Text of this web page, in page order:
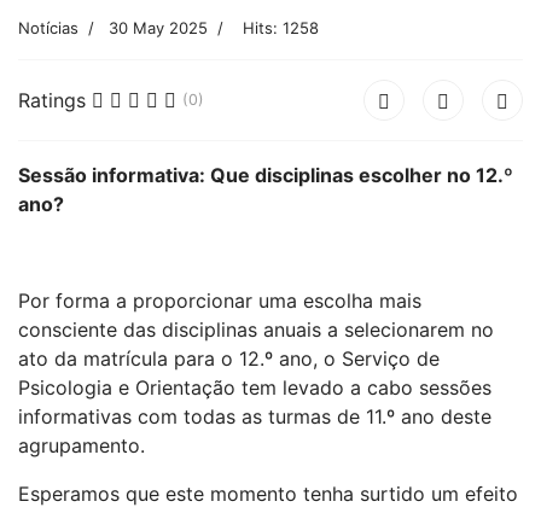
Notícias 30 May 2025 Hits: 1258
Ratings (0)
Sessão informativa: Que disciplinas escolher no 12.º
ano?
Por forma a proporcionar uma escolha mais
consciente das disciplinas anuais a selecionarem no
ato da matrícula para o 12.º ano, o Serviço de
Psicologia e Orientação tem levado a cabo sessões
informativas com todas as turmas de 11.º ano deste
agrupamento.
Esperamos que este momento tenha surtido um efeito